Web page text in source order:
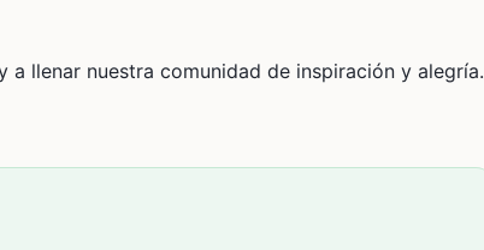
llenar nuestra comunidad de inspiración y alegría.